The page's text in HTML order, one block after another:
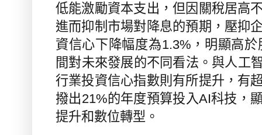
低能激勵資本支出，但因關稅居高
進而抑制市場對降息的預期，壓抑
資信心下降幅度為1.3% ，明顯高
間對未來發展的不同看法。與人工
行業投資信心指數則有所提升，有
撥出21%的年度預算投入AI科技，
提升和數位轉型。